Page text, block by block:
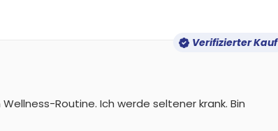
Verifizierter Kauf
Routine. Ich werde seltener krank. Bin